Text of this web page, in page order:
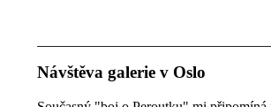
Návštěva galerie v Oslo